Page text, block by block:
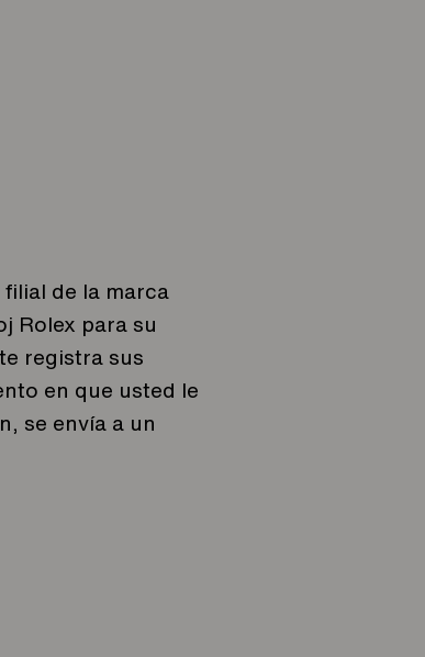
de la marca
Rolex para su
registra sus
en que usted le
se envía a un